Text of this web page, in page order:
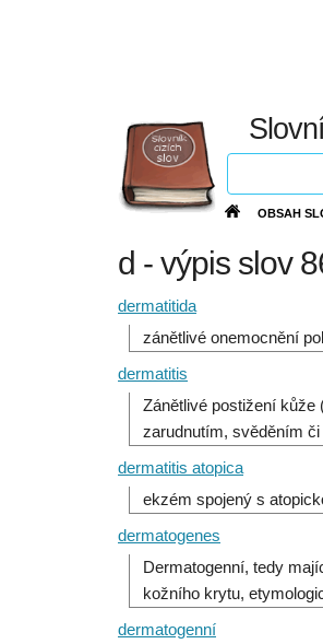
OBSAH
d - výpis slov
dermatitida
zánětlivé onemocnění
dermatitis
Zánětlivé postižení kůže
zarudnutím, svěděním
dermatitis atopica
ekzém spojený s
dermatogenes
Dermatogenní, tedy
kožního krytu,
dermatogenní